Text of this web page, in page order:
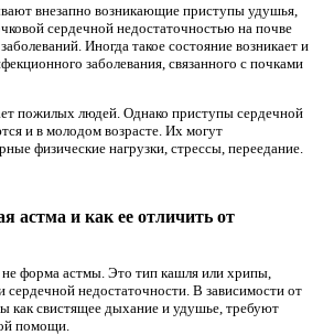
внезапно возникающие приступы удушья,
сердечной недостаточностью на почве
Иногда такое состояние возникает и
заболевания, связанного с почками
пожилых людей. Однако приступы сердечной
и в молодом возрасте. Их могут
физические нагрузки, стрессы, переедание.
астма и как ее отличить от
форма астмы. Это тип кашля или хрипы,
сердечной недостаточности. В зависимости от
как свистящее дыхание и удушье, требуют
помощи.